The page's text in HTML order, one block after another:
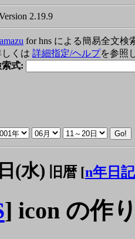
2.19.9
for hns による簡易全文検
くは 詳細指定/ヘルプを参照
索式:
(水) 旧暦 [n年日記
] icon の作